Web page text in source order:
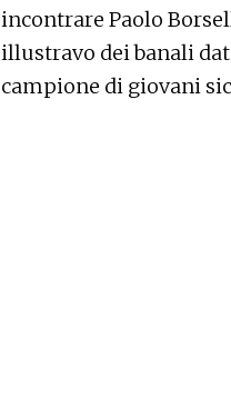
incontrare Paolo
illustravo dei banali
campione di giovani